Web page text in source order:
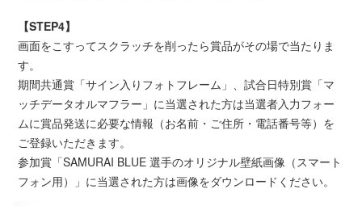
【STEP4】
画面をこすってスクラッチを削ったら賞品がその場で当たりま
す。
期間共通賞「サイン入りフォトフレーム」、試合日特別賞「マ
ッチデータオルマフラー」に当選された方は当選者入力フォー
ムに賞品発送に必要な情報（お名前・ご住所・電話番号等）を
ご登録いただきます。
参加賞「SAMURAI BLUE 選手のオリジナル壁紙画像（スマート
フォン用）」に当選された方は画像をダウンロードください。